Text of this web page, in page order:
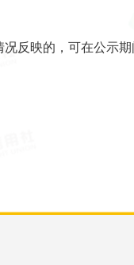
反映的，可在公示期